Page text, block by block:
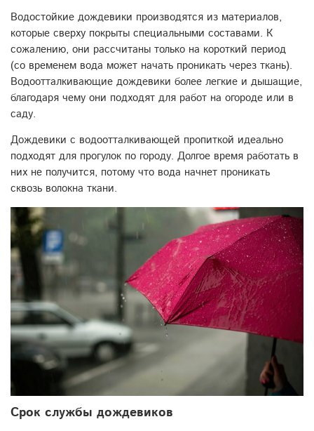
Водостойкие дождевики производятся из материалов,
которые сверху покрыты специальными составами. К
сожалению, они рассчитаны только на короткий период
(со временем вода может начать проникать через ткань).
Водоотталкивающие дождевики более легкие и дышащие,
благодаря чему они подходят для работ на огороде или в
саду.
Дождевики с водоотталкивающей пропиткой идеально
подходят для прогулок по городу. Долгое время работать в
них не получится, потому что вода начнет проникать
сквозь волокна ткани.
Срок службы дождевиков